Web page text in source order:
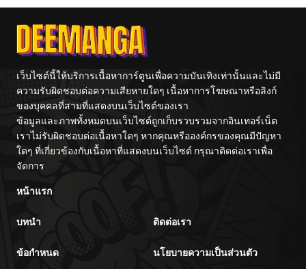
Sareru Mae ni
Tsuihou
Shimashita.:
Skill o Ubau
Akuyakusugiru
Tsuyosugiru
Ningen no
Monster wa,
Fukushuu no
Prison Break
Kuwadateru-
เว็บไซต์นี้ให้บริการเนื้อหาการ์ตูนเพื่อความบันเทิงเท่านั้นและไม่มี
ความรับผิดชอบต่อความเสียหายใดๆ เนื้อหาการโฆษณาหรือลิงก์
ของบุคคลที่สามที่แสดงบนเว็บไซต์ของเรา
ข้อมูลและภาพทั้งหมดบนเว็บไซต์ถูกเก็บรวบรวมจากอินเทอร์เน็ต
เราไม่รับผิดชอบต่อเนื้อหาใดๆ หากคุณหรือองค์กรของคุณมีปัญหา
ใดๆ ที่เกี่ยวข้องกับเนื้อหาที่แสดงบนเว็บไซต์ กรุณาติดต่อเราเพื่อ
จัดการ
หน้าแรก
บทนำ ติดต่อเรา
ข้อกำหนด นโยบายความเป็นส่วนตัว